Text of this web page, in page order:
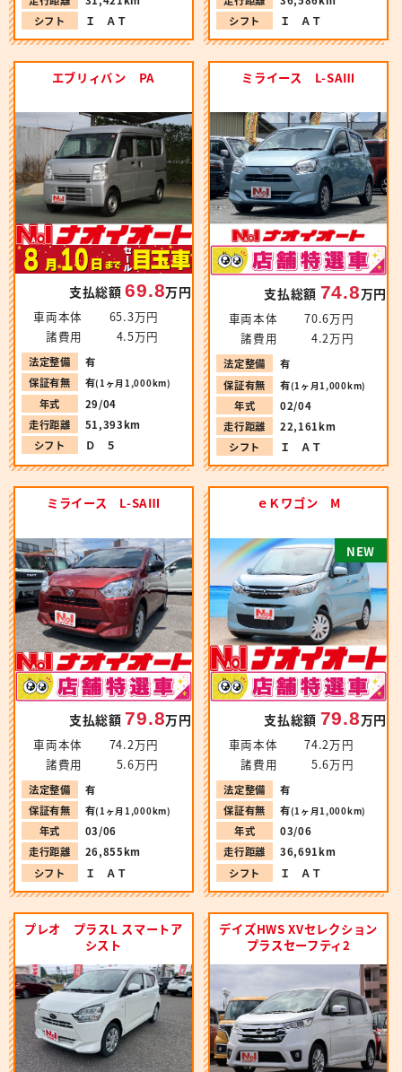
シフト
Ｉ ＡＴ
シフト
Ｉ ＡＴ
エブリィバン PA
支払総額69.8万円
車両本体
65.3万円
諸費用
4.5万円
法定整備
有
保証有無
有(1ヶ月1,000km)
年式
29/04
走行距離
51,393km
シフト
Ｄ ５
ミライース L-SAⅢ
支払総額 74.8万円
車両本体
70.6万円
諸費用
4.2万円
法定整備
有
保証有無
有(1ヶ月1,000km)
年式
02/04
走行距離
22,161km
シフト
Ｉ ＡＴ
ミライース L-SAⅢ
支払総額 79.8万円
車両本体
74.2万円
諸費用
5.6万円
法定整備
有
保証有無
有(1ヶ月1,000km)
年式
03/06
走行距離
26,855km
シフト
Ｉ ＡＴ
ｅＫワゴン M
N E W
支払総額 79.8万円
車両本体
74.2万円
諸費用
5.6万円
法定整備
有
保証有無
有(1ヶ月1,000km)
年式
03/06
走行距離
36,691km
シフト
Ｉ ＡＴ
プレオ プラスL スマートア
シスト
デイズHWS XVセレクション
プラスセーフティ2